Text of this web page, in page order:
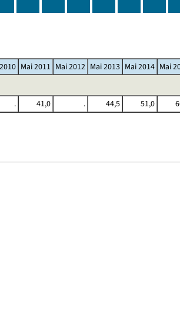
Mai 2011 Mai 2012 Mai 2013 Mai 2014 Mai
. 41,0 . 44,5 51,0